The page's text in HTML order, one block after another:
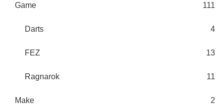
Game 111
Darts 4
FEZ 13
Ragnarok 11
Make 2